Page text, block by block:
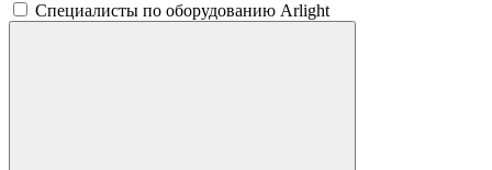
Специалисты по оборудованию Arlight